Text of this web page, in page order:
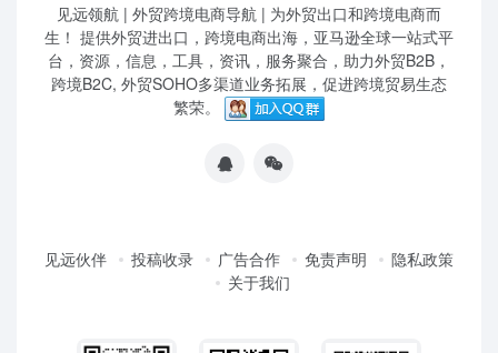
见远领航 | 外贸跨境电商导航 | 为外贸出口和跨境电商而
生！ 提供外贸进出口，跨境电商出海，亚马逊全球一站式平
台，资源，信息，工具，资讯，服务聚合，助力外贸B2B，
跨境B2C, 外贸SOHO多渠道业务拓展，促进跨境贸易生态
繁荣。
见远伙伴 投稿收录 广告合作 免责声明
隐私政策
关于我们